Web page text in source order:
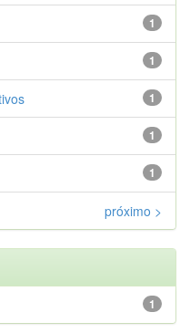
1
1
1
1
1
próximo >
1